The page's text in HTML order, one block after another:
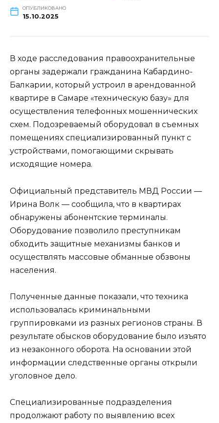
ОПУБЛИКОВАНО
15.10.2025
В ходе расследования правоохранительные
органы задержали гражданина Кабардино-
Балкарии, который устроил в арендованной
квартире в Самаре «техническую базу» для
осуществления телефонных мошеннических
схем. Подозреваемый оборудовал в съемных
помещениях специализированный пункт с
устройствами, помогающими скрывать
исходящие номера.
Официальный представитель МВД России —
Ирина Волк — сообщила, что в квартирах
обнаружены абонентские терминалы.
Оборудование позволило преступникам
обходить защитные механизмы банков и
осуществлять массовые обманные обзвоны
населения.
Полученные данные показали, что техника
использовалась криминальными
группировками из разных регионов страны. В
результате обысков оборудование было изъято
из незаконного оборота. На основании этой
информации следственные органы открыли
уголовное дело.
Специализированные подразделения
продолжают работу по выявлению всех